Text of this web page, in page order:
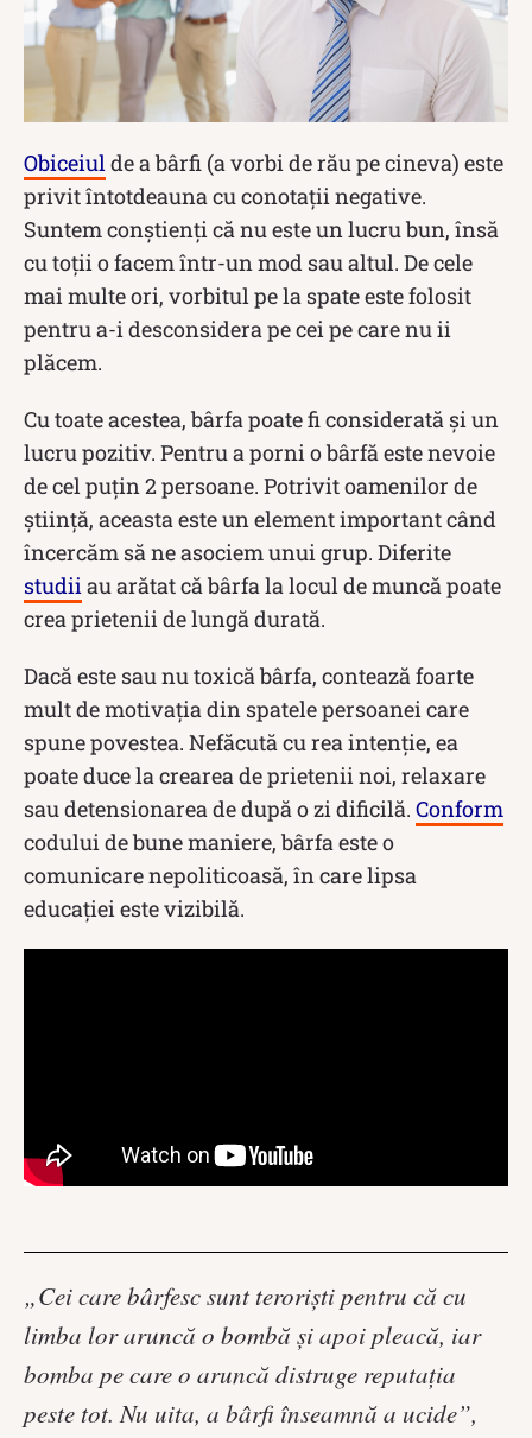
Obiceiulde a bârfi (a vorbi de rău pe cineva) este
privit întotdeauna cu conotații negative.
Suntem conștienți că nu este un lucru bun, însă
cu toții o facem într-un mod sau altul. De cele
mai multe ori, vorbitul pe la spate este folosit
pentru a-i desconsidera pe cei pe care nu ii
plăcem.
Cu toate acestea, bârfa poate fi considerată și un
lucru pozitiv. Pentru a porni o bârfă este nevoie
de cel puțin 2 persoane. Potrivit oamenilor de
știință, aceasta este un element important când
încercăm să ne asociem unui grup. Diferite
studiiau arătat că bârfa la locul de muncă poate
crea prietenii de lungă durată.
Dacă este sau nu toxică bârfa, contează foarte
mult de motivația din spatele persoanei care
spune povestea. Nefăcută cu rea intenție, ea
poate duce la crearea de prietenii noi, relaxare
sau detensionarea de după o zi dificilă. Conform
codului de bune maniere, bârfa este o
comunicare nepoliticoasă, în care lipsa
educației este vizibilă.
„Cei care bârfesc sunt teroriști pentru că cu
limba lor aruncă o bombă și apoi pleacă, iar
bomba pe care o aruncă distruge reputația
peste tot. Nu uita, a bârfi înseamnă a ucide”,